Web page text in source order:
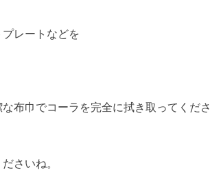
レートなどを
布巾でコーラを完全に拭き取ってくださ
さいね。